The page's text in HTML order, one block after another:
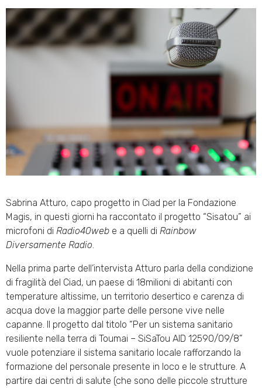
Sabrina Atturo, capo progetto in Ciad per la Fondazione
Magis, in questi giorni ha raccontato il progetto “Sisatou” ai
microfoni di Radio40web e a quelli di Rainbow
Diversamente Radio
Nella prima parte dell’intervista Atturo parla della condizione
di fragilità del Ciad, un paese di 18milioni di abitanti con
temperature altissime, un territorio desertico e carenza di
acqua dove la maggior parte delle persone vive nelle
capanne. Il progetto dal titolo “Per un sistema sanitario
resiliente nella terra di Toumai – SiSaTou AID 12590/09/8”
vuole potenziare il sistema sanitario locale rafforzando la
formazione del personale presente in loco e le strutture. A
partire dai centri di salute (che sono delle piccole strutture